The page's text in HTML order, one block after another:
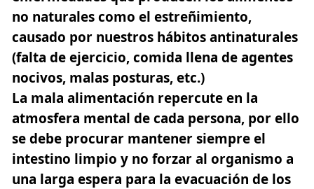
no naturales como el estreñimiento,
causado por nuestros hábitos antinaturales
(falta de ejercicio, comida llena de agentes
nocivos, malas posturas, etc.)
La mala alimentación repercute en la
atmosfera mental de cada persona, por ello
se debe procurar mantener siempre el
intestino limpio y no forzar al organismo a
una larga espera para la evacuación de los